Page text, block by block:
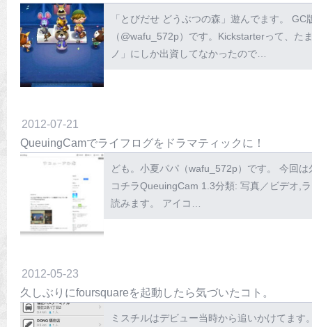
「とびだせ どうぶつの森」遊んでます。
（@wafu_572p）です。Kickstarterって、
ノ」にしか出資してなかったので…
2012-07-21
QueuingCamでライフログをドラマティックに！
ども。小夏パパ（wafu_572p）です。 今回
コチラQueuingCam 1.3分類: 写真／ビデオ,
読みます。 アイコ…
2012-05-23
久しぶりにfoursquareを起動したら気づいたコト。
ミスチルはデビュー当時から追いかけてま